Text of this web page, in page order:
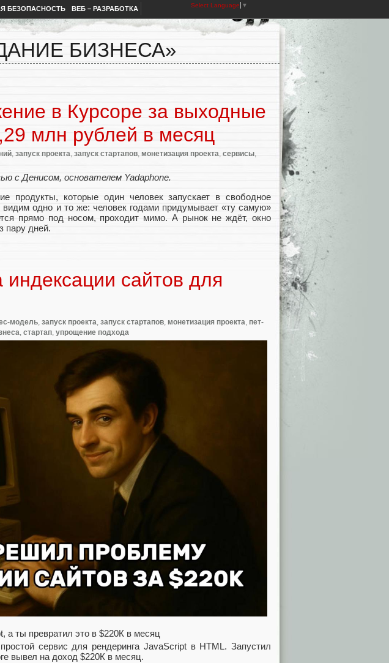
БЕЗОПАСНОСТЬ ВЕБ – РАЗРАБОТКА Select Language ▼
БИЗНЕСА»
в Курсоре за выходные
млн рублей в месяц
запуск проекта запуск стартапов монетизация проекта сервисы
с Денисом, основателем Yadaphone.
продукты, которые один человек запускает в свободное
одно и то же: человек годами придумывает «ту самую»
прямо под носом, проходит мимо. А рынок не ждёт, окно
пару дней.
сайтов для
модель запуск проекта запуск стартапов монетизация проекта пет-
стартап упрощение подхода
а ты превратил это в $220К в месяц
сервис для рендеринга JavaScript в HTML. Запустил
вывел на доход $220К в месяц.